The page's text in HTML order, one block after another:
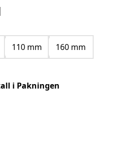
110 mm
160 mm
i Pakningen